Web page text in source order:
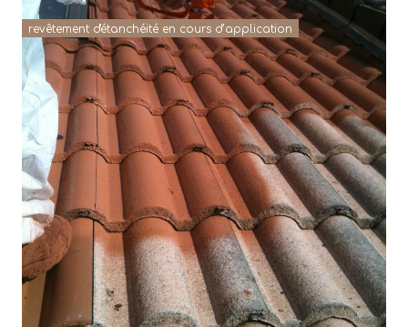
revêtement d'étanchéité en cours d’application